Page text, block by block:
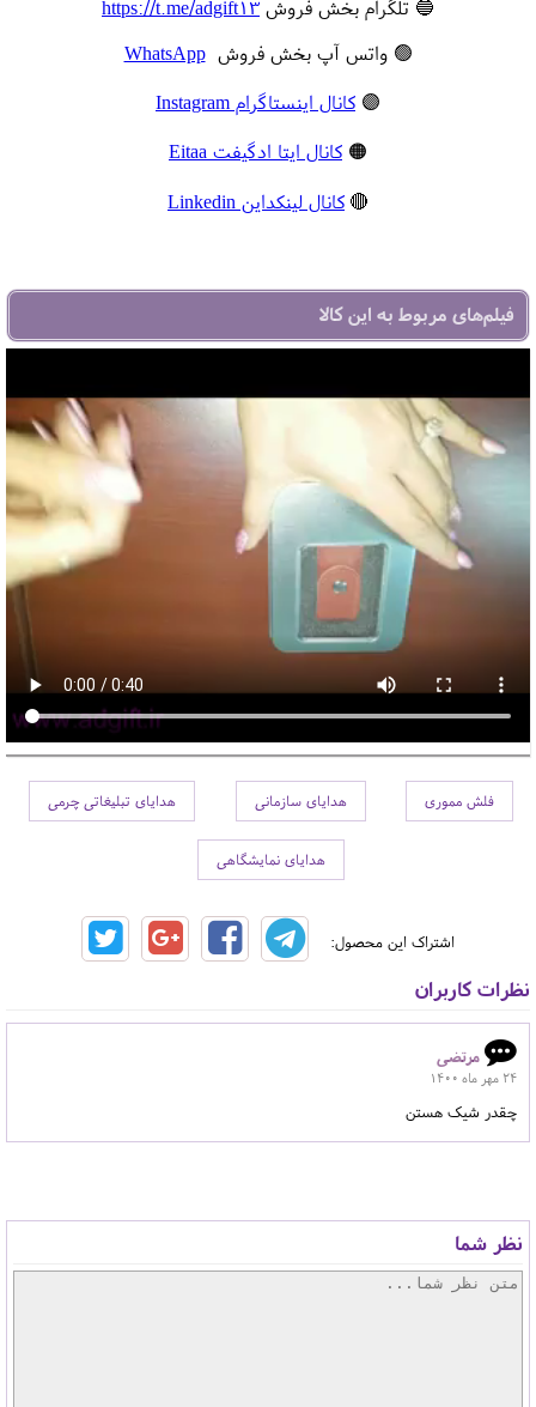
🔵 تلگرام بخش فروش https://t.me/adgift13
🟢 واتس آپ بخش فروشWhatsApp
🟣 کانال اینستاگرام Instagram
🟠 کانال ایتا ادگیفت Eitaa
🔴 کانال لینکداین Linkedin
فیلم‌های مربوط به این کالا
فلش مموری هدایای سازمانی هدایای تبلیغاتی چرمی
هدایای نمایشگاهی
اشتراک این محصول:
نظرات کاربران
مرتضی
24 مهر ماه 1400
چقدر شیک هستن
نظر شما